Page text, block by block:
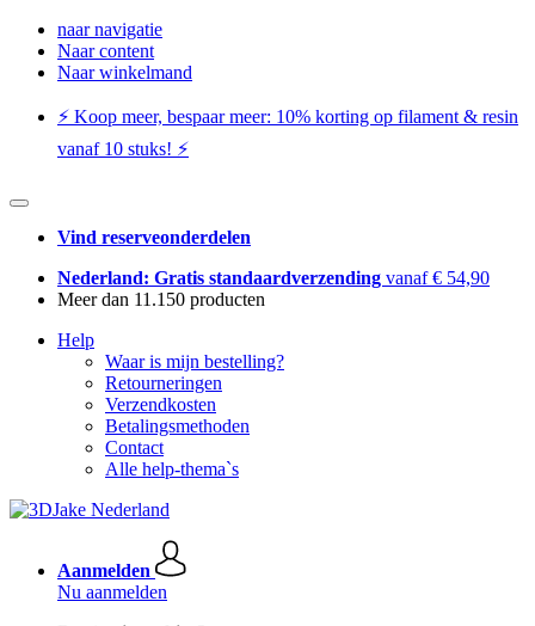
naar navigatie
Naar content
Naar winkelmand
⚡️ Koop meer, bespaar meer: ​​10% korting op filament & resin
vanaf 10 stuks! ⚡️
Vind reserveonderdelen
Nederland: Gratis standaardverzending vanaf € 54,90
Meer dan 11.150 producten
Help
Waar is mijn bestelling?
Retourneringen
Verzendkosten
Betalingsmethoden
Contact
Alle help-thema`s
Aanmelden
Nu aanmelden